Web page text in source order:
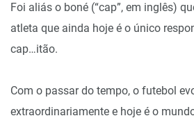
Foi aliás o boné (“cap”, em inglês)
atleta que ainda hoje é o único
cap…itão.
Com o passar do tempo, o futebol
extraordinariamente e hoje é o